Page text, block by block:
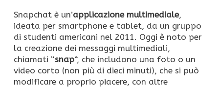
Snapchat è un’applicazione multimediale,
ideata per smartphone e tablet, da un gruppo
di studenti americani nel 2011. Oggi è noto per
la creazione dei messaggi multimediali,
chiamati “snap“, che includono una foto o un
video corto (non più di dieci minuti), che si può
modificare a proprio piacere, con altre